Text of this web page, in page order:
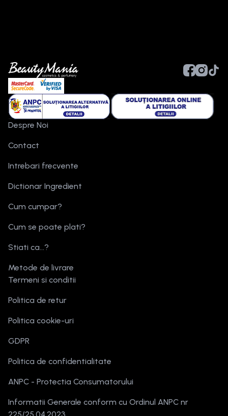
Despre Noi
Contact
Intrebari frecvente
Dictionar Ingredient
Cum cumpar?
Cum se poate plati?
Stiati ca...?
Metode de livrare
Termeni si conditii
Politica de retur
Politica cookie-uri
GDPR
Politica de confidentialitate
ANPC - Protectia Consumatorului
Informatii Generale conform cu Ordinul ANPC nr